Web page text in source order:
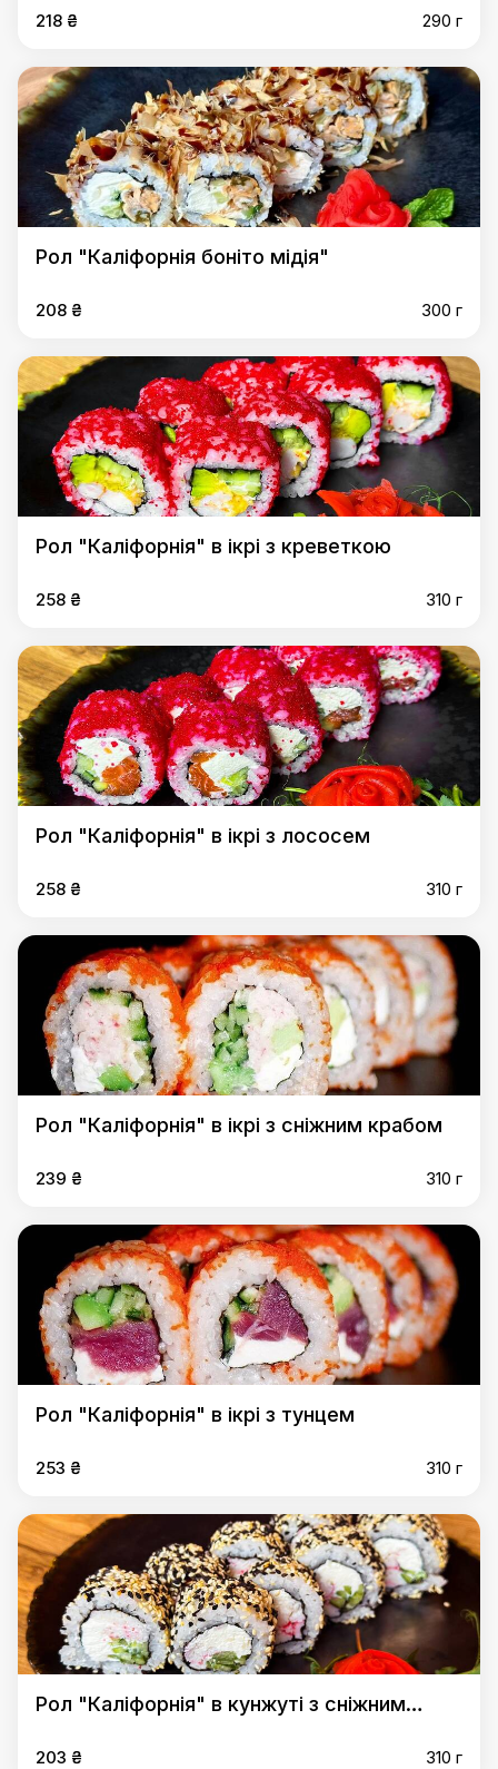
218 ₴ 290 г
Рол "Каліфорнія боніто мідія"
208 ₴ 300 г
Рол "Каліфорнія" в ікрі з креветкою
258 ₴ 310 г
Рол "Каліфорнія" в ікрі з лососем
258 ₴ 310 г
Рол "Каліфорнія" в ікрі з сніжним крабом
239 ₴ 310 г
Рол "Каліфорнія" в ікрі з тунцем
253 ₴ 310 г
Рол "Каліфорнія" в кунжуті з сніжним
203 ₴ 310 г